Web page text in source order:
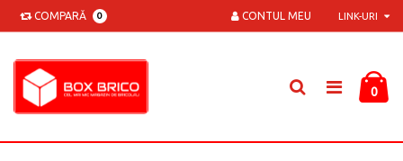
COMPARĂ 0 LINK-URI
CONTUL MEU
0